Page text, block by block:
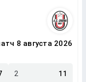
8 августа 2026
2 11